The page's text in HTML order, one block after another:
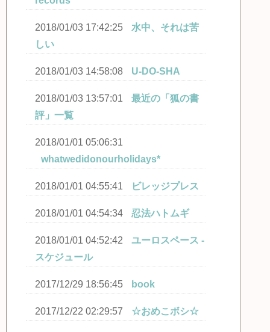
2018/01/03 17:42:25
水中、それは苦
しい
2018/01/03 14:58:08 U-DO-SHA
2018/01/03 13:57:01
最近の「狐の書
評」一覧
2018/01/01 05:06:31
whatwedidonourholidays*
2018/01/01 04:55:41 ビレッジプレス
2018/01/01 04:54:34 忍法ハトムギ
2018/01/01 04:52:42
ユーロスペース -
スケジュール
2017/12/29 18:56:45 book
2017/12/22 02:29:57 ☆おめこボシ☆